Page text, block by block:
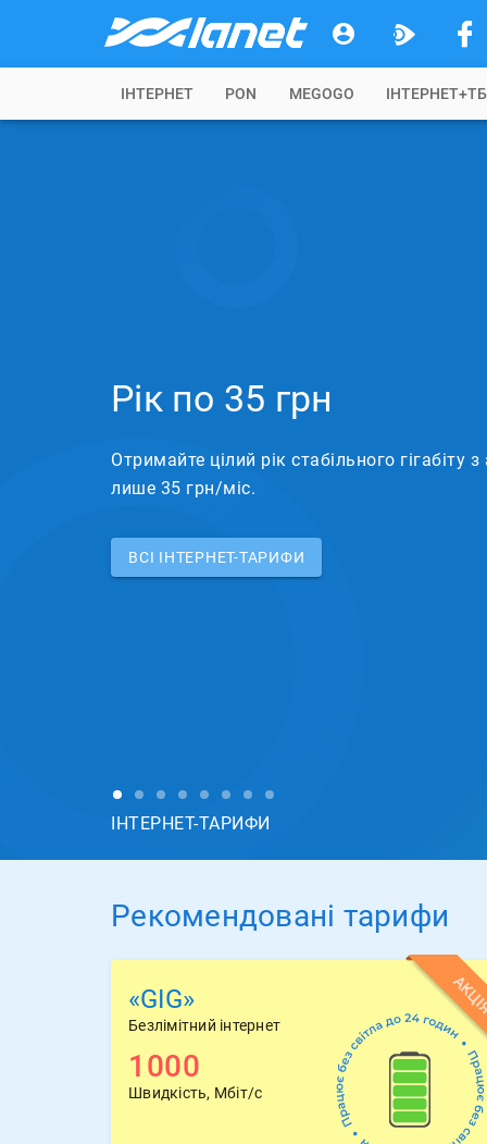
IНТЕРНЕТ PON MEGOGO ІНТЕРНЕТ+ТБ
Рік по 35 грн
Отримайте цілий рік стабільного гігабіту
лише 35 грн/міс.
ВСI ІНТЕРНЕТ-ТАРИФИ
ІНТЕРНЕТ-ТАРИФИ
Рекомендовані тарифи
«GIG»
Безлімітний інтернет
1000
Швидкість, Мбіт/с